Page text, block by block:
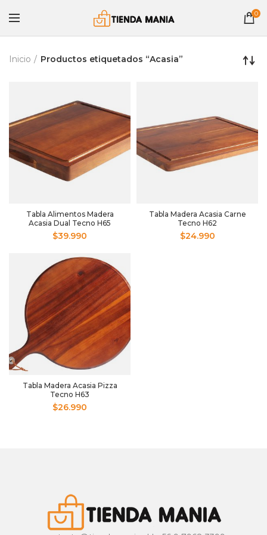
0
Inicio Productos etiquetados “Acasia”
Tabla Alimentos Madera
Acasia Dual Tecno H65
$39.990
Tabla Madera Acasia Carne
Tecno H62
$24.990
Tabla Madera Acasia Pizza
Tecno H63
$26.990